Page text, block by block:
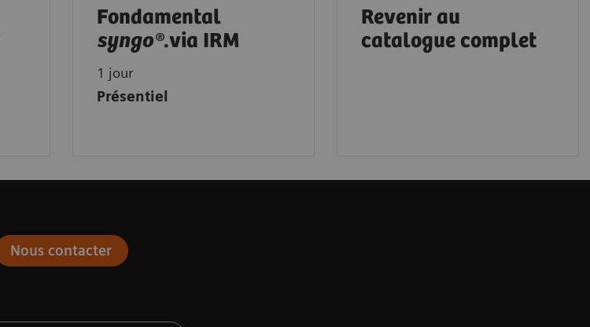
Fondamental
syngo®.via IRM
1 jour
Présentiel
Revenir au
catalogue complet
Nous contacter